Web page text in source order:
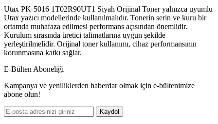
Utax PK-5016 1T02R90UT1 Siyah Orijinal Toner yalnızca uyumlu
Utax yazıcı modellerinde kullanılmalıdır. Tonerin serin ve kuru bir
ortamda muhafaza edilmesi performans açısından önemlidir.
Kurulum sırasında üretici talimatlarına uygun şekilde
yerleştirilmelidir. Orijinal toner kullanımı, cihaz performansının
korunmasına katkı sağlar.
E-Bülten Aboneliği
Kampanya ve yeniliklerden haberdar olmak için e-bültenimize
abone olun!
Kaydol